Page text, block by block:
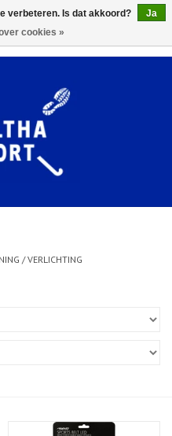
/VERLICHTING
verbeteren. Is dat akkoord?
Ja
cookies »